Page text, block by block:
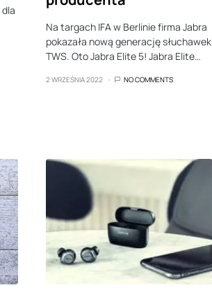
Na targach IFA w Berlinie firma Jabra
pokazała nową generację słuchawek
TWS. Oto Jabra Elite 5! Jabra Elite…
2 WRZEŚNIA 2022 NO COMMENTS